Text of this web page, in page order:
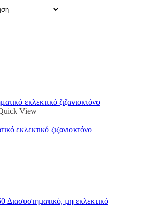
View
εκλεκτικό ζιζανιοκτόνο